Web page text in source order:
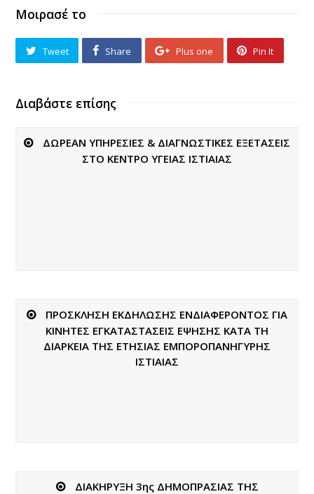
Μοιρασέ το
Tweet Share Plus one Pin It
Διαβάστε επίσης
ΔΩΡΕΑΝ ΥΠΗΡΕΣΙΕΣ & ΔΙΑΓΝΩΣΤΙΚΕΣ ΕΞΕΤΑΣΕΙΣ
ΣΤΟ ΚΕΝΤΡΟ ΥΓΕΙΑΣ ΙΣΤΙΑΙΑΣ
ΠΡΟΣΚΛΗΣΗ ΕΚΔΗΛΩΣΗΣ ΕΝΔΙΑΦΕΡΟΝΤΟΣ ΓΙΑ
ΚΙΝΗΤΕΣ ΕΓΚΑΤΑΣΤΑΣΕΙΣ ΕΨΗΣΗΣ ΚΑΤΑ ΤΗ
ΔΙΑΡΚΕΙΑ ΤΗΣ ΕΤΗΣΙΑΣ ΕΜΠΟΡΟΠΑΝΗΓΥΡΗΣ
ΙΣΤΙΑΙΑΣ
ΔΙΑΚΗΡΥΞΗ 3ης ΔΗΜΟΠΡΑΣΙΑΣ ΤΗΣ